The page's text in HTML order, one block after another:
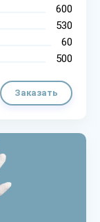
600
530
60
500
Заказать